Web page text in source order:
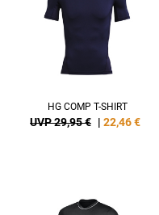
HG COMP T-SHIRT
UVP 29,95 € | 22,46€